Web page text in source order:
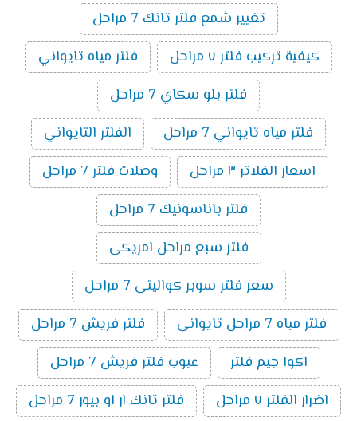
تغيير شمع فلتر تانك 7 مراحل
كيفية تركيب فلتر ٧ مراحل
فلتر مياه تايواني
فلتر بلو سكاي 7 مراحل
فلتر مياه تايواني 7 مراحل
الفلتر التايواني
اسعار الفلاتر ٣ مراحل
وصلات فلتر 7 مراحل
فلتر باناسونيك 7 مراحل
فلتر سبع مراحل امريكى
سعر فلتر سوبر كواليتى 7 مراحل
فلتر مياه 7 مراحل تايوانى
فلتر فريش 7 مراحل
اكوا جيم فلتر
عيوب فلتر فريش 7 مراحل
اضرار الفلتر ٧ مراحل
فلتر تانك ار او بيور 7 مراحل